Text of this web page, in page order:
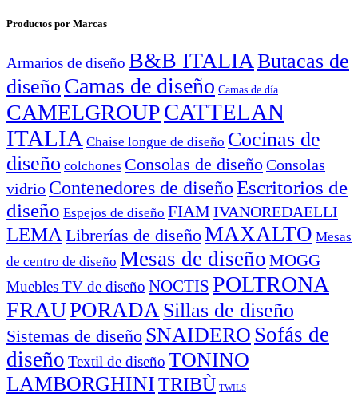
Productos por Marcas
Armarios de diseño B&B ITALIAButacas de
diseño Camas de diseño Camas de día
CAMELGROUPCATTELAN
ITALIA Chaise longue de diseño Cocinas de
diseño colchones Consolas de diseñoConsolas
vidrio Contenedores de diseñoEscritorios de
diseño Espejos de diseño FIAM IVANOREDAELLI
LEMA Librerías de diseñoMAXALTO Mesas
de centro de diseño Mesas de diseño MOGG
Muebles TV de diseño NOCTIS POLTRONA
FRAUPORADASillas de diseño
Sistemas de diseño SNAIDERO Sofás de
diseño Textil de diseño TONINO
LAMBORGHINITRIBÙ TWILS